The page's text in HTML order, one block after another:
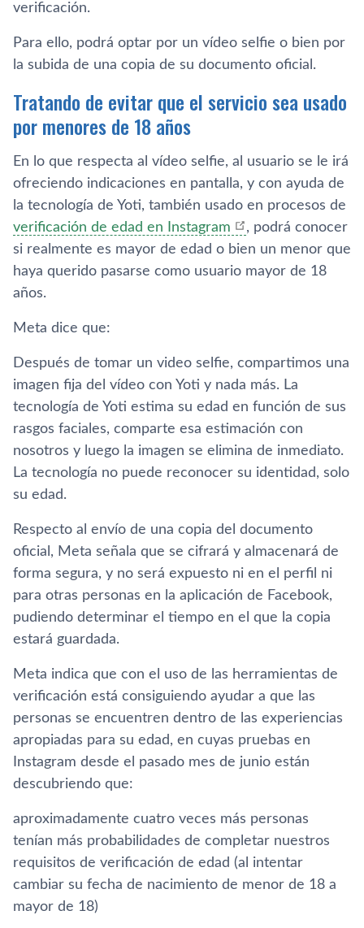
verificación.
Para ello, podrá optar por un vídeo selfie o bien por
la subida de una copia de su documento oficial.
Tratando de evitar que el servicio sea usado
por menores de 18 años
En lo que respecta al vídeo selfie, al usuario se le irá
ofreciendo indicaciones en pantalla, y con ayuda de
la tecnología de Yoti, también usado en procesos de
verificación de edad en Instagram
, podrá conocer
si realmente es mayor de edad o bien un menor que
haya querido pasarse como usuario mayor de 18
años.
Meta dice que:
Después de tomar un video selfie, compartimos una
imagen fija del vídeo con Yoti y nada más. La
tecnología de Yoti estima su edad en función de sus
rasgos faciales, comparte esa estimación con
nosotros y luego la imagen se elimina de inmediato.
La tecnología no puede reconocer su identidad, solo
su edad.
Respecto al envío de una copia del documento
oficial, Meta señala que se cifrará y almacenará de
forma segura, y no será expuesto ni en el perfil ni
para otras personas en la aplicación de Facebook,
pudiendo determinar el tiempo en el que la copia
estará guardada.
Meta indica que con el uso de las herramientas de
verificación está consiguiendo ayudar a que las
personas se encuentren dentro de las experiencias
apropiadas para su edad, en cuyas pruebas en
Instagram desde el pasado mes de junio están
descubriendo que:
aproximadamente cuatro veces más personas
tenían más probabilidades de completar nuestros
requisitos de verificación de edad (al intentar
cambiar su fecha de nacimiento de menor de 18 a
mayor de 18)